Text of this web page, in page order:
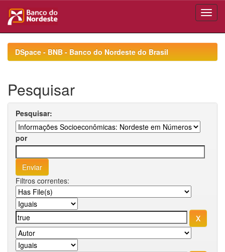
navigationDSpace - BNB - Banco do Nordeste do Brasil
Pesquisar
Pesquisar:
por
Filtros correntes: